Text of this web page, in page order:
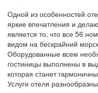
Одной из особенностей
яркие впечатления и
является то, что все 56
видом на бескрайний
Оборудованные всем
гостиницы выполнены в
которая станет
Услуги отеля